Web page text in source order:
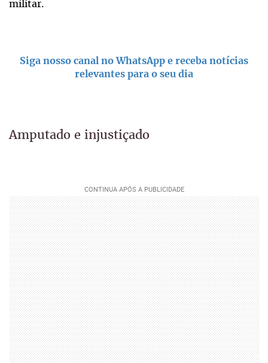
militar.
Siga nosso canal no WhatsApp e receba notícias
relevantes para o seu dia
Amputado e injustiçado